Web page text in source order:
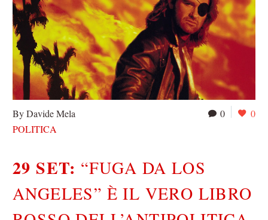
0 0
By Davide Mela
POLITICA
29 SET: “FUGA DA LOS
ANGELES” È IL VERO LIBRO